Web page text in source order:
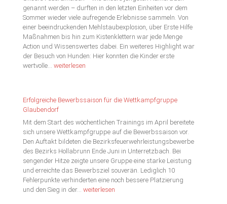
Glaubendorf
genannt werden – durften in den letzten Einheiten vor dem
Sommer wieder viele aufregende Erlebnisse sammeln. Von
einer beeindruckenden Mehlstaubexplosion, über Erste Hilfe
Maßnahmen bis hin zum Kistenklettern war jede Menge
Action und Wissenswertes dabei. Ein weiteres Highlight war
der Besuch von Hunden: Hier konnten die Kinder erste
wertvolle… Spannende
Kinderfeuerwehr
Glaubendorf!
weiterlesen
Erfolgreiche Bewerbssaison für die Wettkampfgruppe
Glaubendorf
Mit dem Start des wöchentlichen Trainings im April bereitete
sich unsere Wettkampfgruppe auf die Bewerbssaison vor.
Den Auftakt bildeten die Bezirksfeuerwehrleistungsbewerbe
des Bezirks Hollabrunn Ende Juni in Unterretzbach. Bei
sengender Hitze zeigte unsere Gruppe eine starke Leistung
und erreichte das Bewerbsziel souverän. Lediglich 10
Fehlerpunkte verhinderten eine noch bessere Platzierung
und den Sieg in der… Erfolgreiche
weiterlesen